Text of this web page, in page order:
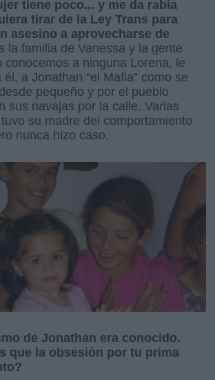
tiene poco... y me da rabia
tirar de la Ley Trans para
asesino a aprovecharse de
la familia de Vanessa y la gente
conocemos a ninguna Lorena, le
a Jonathan “el Mafia” como se
pequeño y por el pueblo
sus navajas por la calle. Varias
su madre del comportamiento
nunca hizo caso.
de Jonathan era conocido.
que la obsesión por tu prima